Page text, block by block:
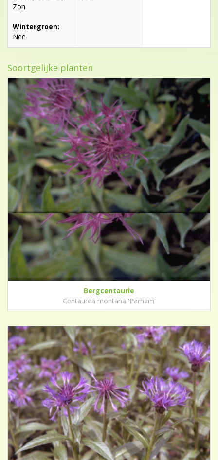
Zon
Wintergroen:
Nee
Soortgelijke planten
Bergcentaurie
Centaurea montana 'Parham'